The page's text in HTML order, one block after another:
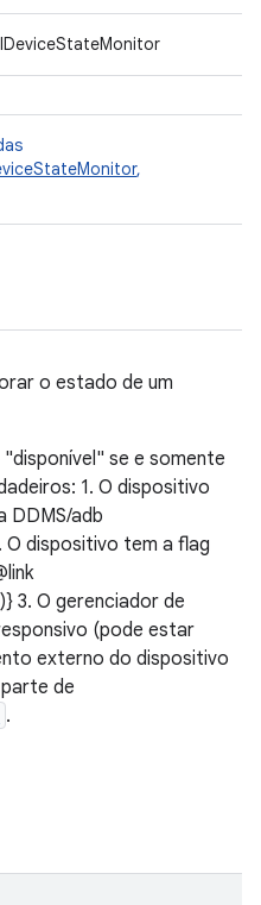
,
o estado de um
se e somente
1. O dispositivo
DDMS/adb
O dispositivo tem a flag
3. O gerenciador de
(pode estar
externo do dispositivo
de
.